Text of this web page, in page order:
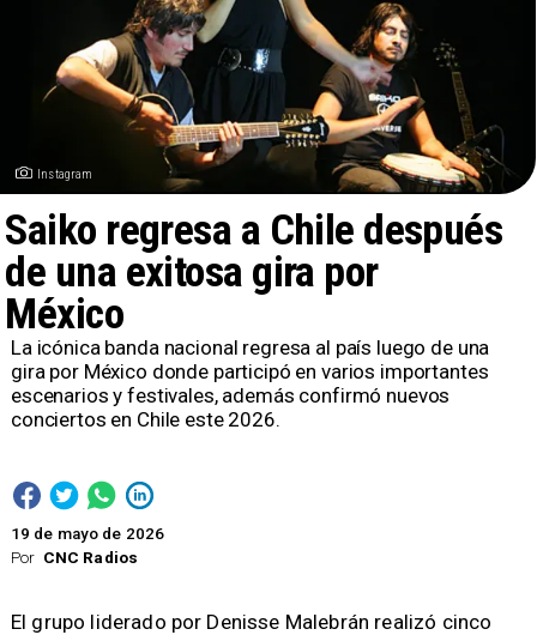
Instagram
Por CNC Radios
Saiko regresa a Chile después
de una exitosa gira por
México
19 de mayo de 2026
La icónica banda nacional regresa al país luego de una
gira por México donde participó en varios importantes
escenarios y festivales, además confirmó nuevos
conciertos en Chile este 2026.
El grupo liderado por Denisse Malebrán realizó cinco